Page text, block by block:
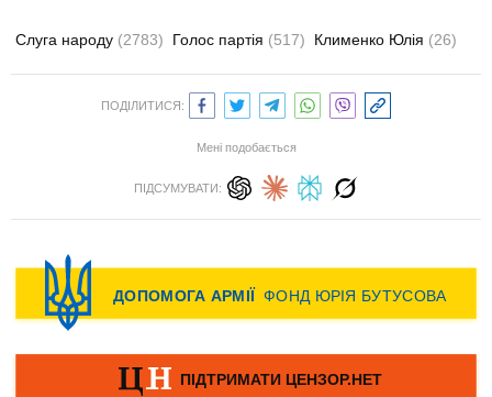
Слуга народу (2783) Голос партія (517) Клименко Юлія (26)
ПОДІЛИТИСЯ:
Мені подобається
ПІДСУМУВАТИ: